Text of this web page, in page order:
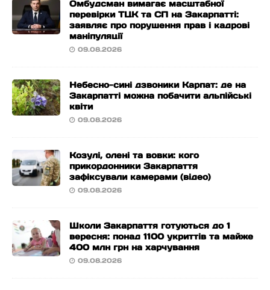
Омбудсман вимагає масштабної
перевірки ТЦК та СП на Закарпатті:
заявляє про порушення прав і кадрові
маніпуляції
09.08.2026
Небесно-сині дзвоники Карпат: де на
Закарпатті можна побачити альпійські
квіти
09.08.2026
Козулі, олені та вовки: кого
прикордонники Закарпаття
зафіксували камерами (відео)
09.08.2026
Школи Закарпаття готуються до 1
вересня: понад 1100 укриттів та майже
400 млн грн на харчування
09.08.2026